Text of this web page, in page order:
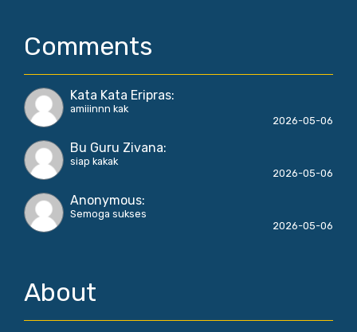
Comments
Kata Kata Eripras:
amiiinnn kak
2026-05-06
Bu Guru Zivana:
siap kakak
2026-05-06
Anonymous:
Semoga sukses
2026-05-06
About